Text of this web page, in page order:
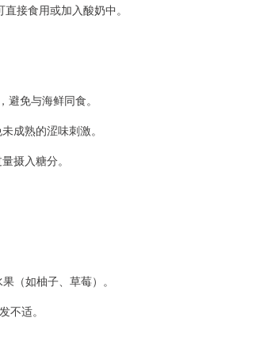
接食用或加入酸奶中。
免与海鲜同食。
成熟的涩味刺激。
摄入糖分。
（如柚子、草莓）。
不适。